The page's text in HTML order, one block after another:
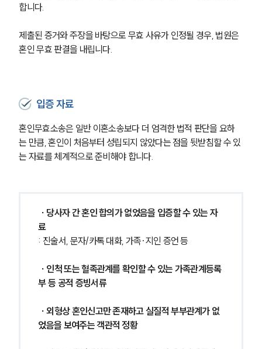
합니다.
제출된 증거와 주장을 바탕으로 무효 사유가 인정될 경우, 법원은
혼인 무효 판결을 내립니다.
입증 자료
혼인무효소송은 일반 이혼소송보다 더 엄격한 법적 판단을 요하
는 만큼, 혼인이 처음부터 성립되지 않았다는 점을 뒷받침할 수 있
는 자료를 체계적으로 준비해야 합니다.
∙ 당사자 간 혼인 합의가 없었음을 입증할 수 있는 자
료
: 진술서, 문자/카톡 대화, 가족·지인 증언 등
부 등 공적 증빙서류
었음을 보여주는 객관적 정황